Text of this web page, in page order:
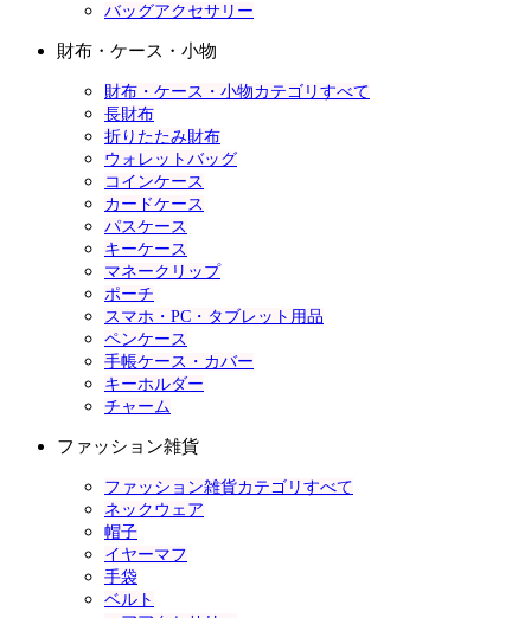
バッグアクセサリー
財布・ケース・小物
財布・ケース・小物カテゴリすべて
長財布
折りたたみ財布
ウォレットバッグ
コインケース
カードケース
パスケース
キーケース
マネークリップ
ポーチ
スマホ・PC・タブレット用品
ペンケース
手帳ケース・カバー
キーホルダー
チャーム
ファッション雑貨
ファッション雑貨カテゴリすべて
ネックウェア
帽子
イヤーマフ
手袋
ベルト